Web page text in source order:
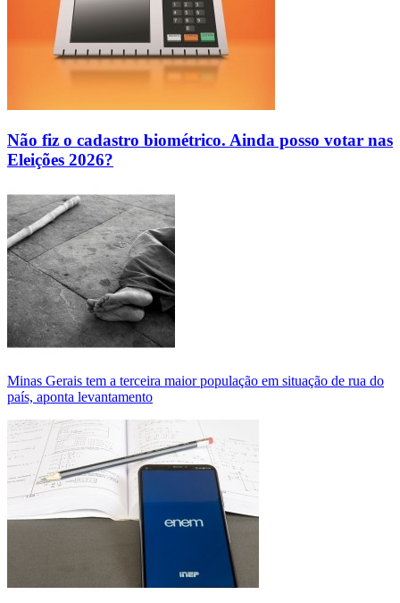
Não fiz o cadastro biométrico. Ainda posso votar nas
Eleições 2026?
Minas Gerais tem a terceira maior população em situação de rua do
país, aponta levantamento